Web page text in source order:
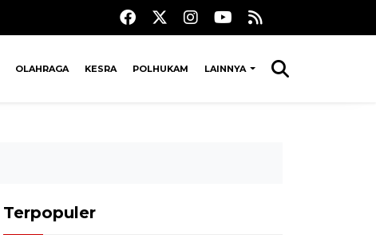
OLAHRAGA KESRA POLHUKAM LAINNYA
Terpopuler